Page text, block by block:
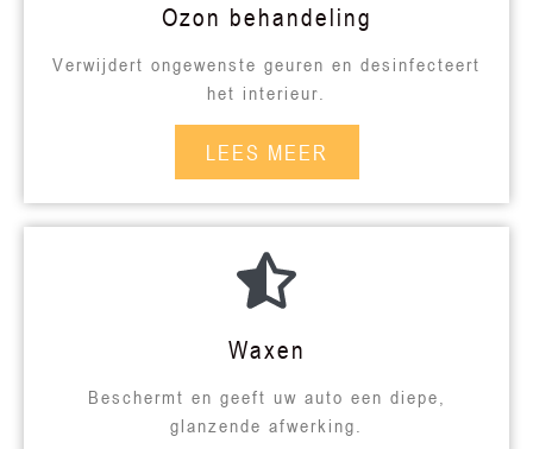
Ozon behandeling
Verwijdert ongewenste geuren en desinfecteert
het interieur.
LEES MEER
Waxen
Beschermt en geeft uw auto een diepe,
glanzende afwerking.